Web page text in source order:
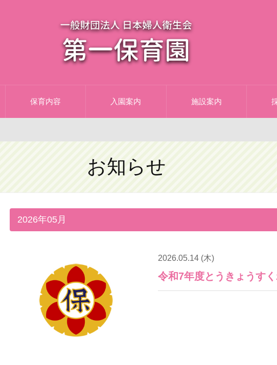
保育内容 入園案内 施設案内
お知らせ
2026年05月
令和7年度とうきょうす
2026.05.14 (木)